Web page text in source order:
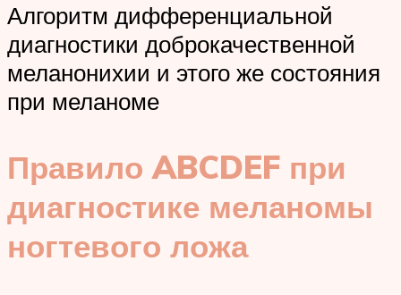
Алгоритм дифференциальной
диагностики доброкачественной
меланонихии и этого же состояния
при меланоме
Правило ABCDEF при
диагностике меланомы
ногтевого ложа